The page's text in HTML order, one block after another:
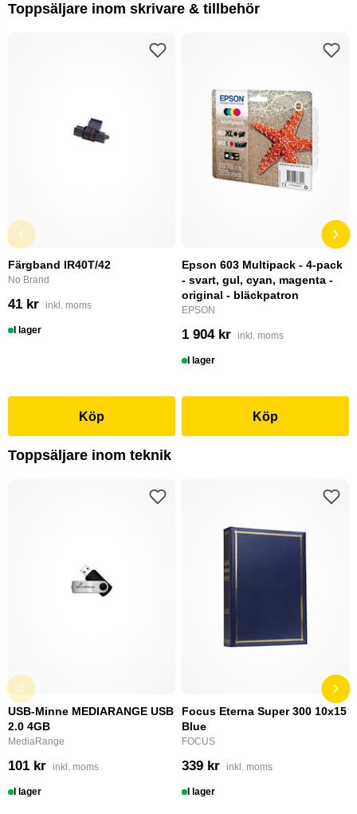
Toppsäljare inom skrivare & tillbehör
Färgband IR40T/42
No Brand
41 kr inkl. moms
I lager
Köp
Epson 603 Multipack - 4-pack
- svart, gul, cyan, magenta -
original - bläckpatron
EPSON
1 904 kr inkl. moms
I lager
Köp
Toppsäljare inom teknik
USB-Minne MEDIARANGE USB
2.0 4GB
MediaRange
101 kr inkl. moms
I lager
Focus Eterna Super 300 10x15
Blue
FOCUS
339 kr inkl. moms
I lager